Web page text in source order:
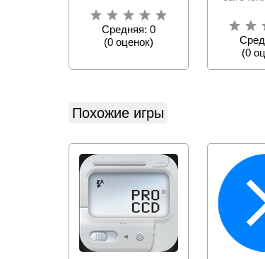
отремонтировав
старую ферму
Средняя: 0
(0оценок)
(0
Похожие игры